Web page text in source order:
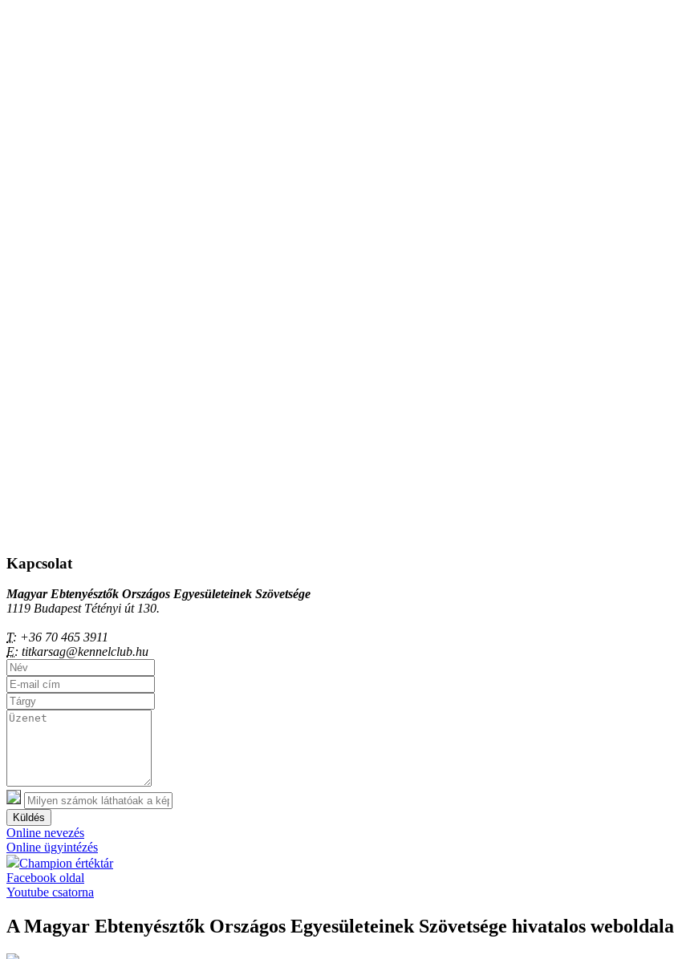
Kapcsolat
Magyar Ebtenyésztők Országos Egyesületeinek Szövetsége
1119 Budapest Tétényi út 130.
T: +36 70 465 3911
E: titkarsag@kennelclub.hu
Küldés
Online nevezés
Online ügyintézés
Champion értéktár
Facebook oldal
Youtube csatorna
A Magyar Ebtenyésztők Országos Egyesületeinek Szövetsége hivatalos weboldala